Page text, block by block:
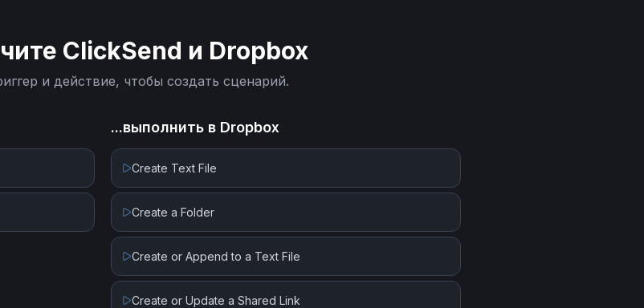
ClickSend и Dropbox
и действие, чтобы создать сценарий.
...выполнить в Dropbox
Create Text File
Create a Folder
Create or Append to a Text File
Create or Update a Shared Link